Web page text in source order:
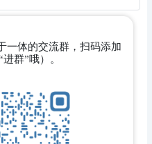
一体的交流群，扫码添加
群”哦）。